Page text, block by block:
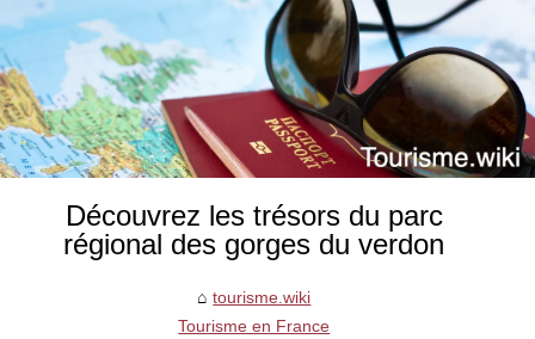
Découvrez les trésors du parc
régional des gorges du verdon
tourisme.wiki
Tourisme en France